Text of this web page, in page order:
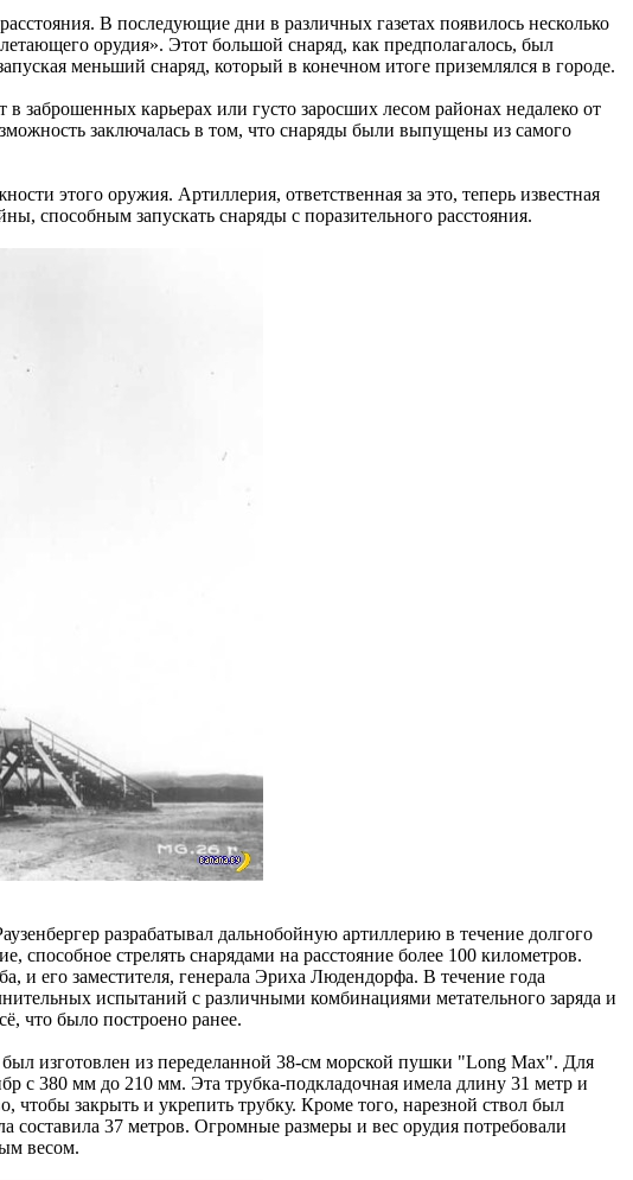
В последующие дни в различных газетах появилось несколько
орудия». Этот большой снаряд, как предполагалось, был
меньший снаряд, который в конечном итоге приземлялся в городе.
карьерах или густо заросших лесом районах недалеко от
заключалась в том, что снаряды были выпущены из самого
этого оружия. Артиллерия, ответственная за это, теперь известная
способным запускать снаряды с поразительного расстояния.
разрабатывал дальнобойную артиллерию в течение долгого
стрелять снарядами на расстояние более 100 километров.
и его заместителя, генерала Эриха Людендорфа. В течение года
испытаний с различными комбинациями метательного заряда и
что было построено ранее.
изготовлен из переделанной 38-см морской пушки "Long Max". Для
с 380 мм до 210 мм. Эта трубка-подкладочная имела длину 31 метр и
чтобы закрыть и укрепить трубку. Кроме того, нарезной ствол был
составила 37 метров. Огромные размеры и вес орудия потребовали
весом.